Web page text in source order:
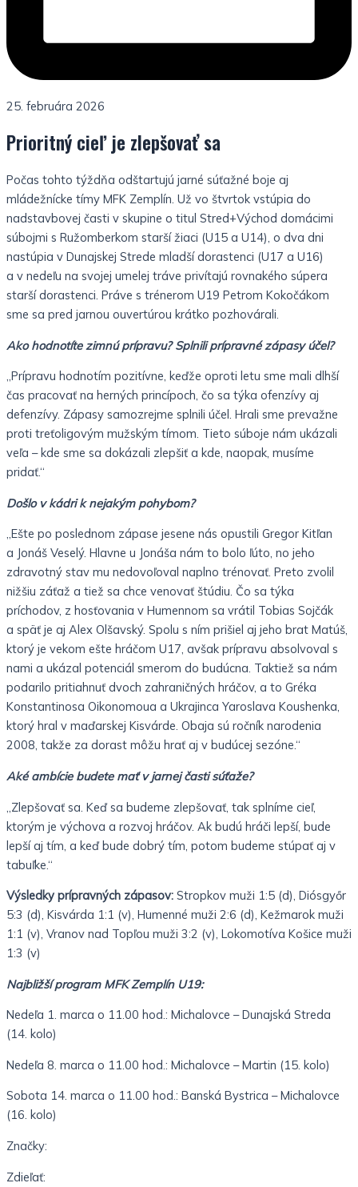
25. februára 2026
Prioritný cieľ je zlepšovať sa
Počas tohto týždňa odštartujú jarné súťažné boje aj
mládežnícke tímy MFK Zemplín. Už vo štvrtok vstúpia do
nadstavbovej časti v skupine o titul Stred+Východ domácimi
súbojmi s Ružomberkom starší žiaci (U15 a U14), o dva dni
nastúpia v Dunajskej Strede mladší dorastenci (U17 a U16)
a v nedeľu na svojej umelej tráve privítajú rovnakého súpera
starší dorastenci. Práve s trénerom U19 Petrom Kokočákom
sme sa pred jarnou ouvertúrou krátko pozhovárali.
Ako hodnotíte zimnú prípravu? Splnili prípravné zápasy účel?
„Prípravu hodnotím pozitívne, keďže oproti letu sme mali dlhší
čas pracovať na herných princípoch, čo sa týka ofenzívy aj
defenzívy. Zápasy samozrejme splnili účel. Hrali sme prevažne
proti treťoligovým mužským tímom. Tieto súboje nám ukázali
veľa – kde sme sa dokázali zlepšiť a kde, naopak, musíme
pridať.“
Došlo v kádri k nejakým pohybom?
„Ešte po poslednom zápase jesene nás opustili Gregor Kitľan
a Jonáš Veselý. Hlavne u Jonáša nám to bolo ľúto, no jeho
zdravotný stav mu nedovoľoval naplno trénovať. Preto zvolil
nižšiu záťaž a tiež sa chce venovať štúdiu. Čo sa týka
príchodov, z hosťovania v Humennom sa vrátil Tobias Sojčák
a späť je aj Alex Olšavský. Spolu s ním prišiel aj jeho brat Matúš,
ktorý je vekom ešte hráčom U17, avšak prípravu absolvoval s
nami a ukázal potenciál smerom do budúcna. Taktiež sa nám
podarilo pritiahnuť dvoch zahraničných hráčov, a to Gréka
Konstantinosa Oikonomoua a Ukrajinca Yaroslava Koushenka,
ktorý hral v maďarskej Kisvárde. Obaja sú ročník narodenia
2008, takže za dorast môžu hrať aj v budúcej sezóne.“
Aké ambície budete mať v jarnej časti súťaže?
„Zlepšovať sa. Keď sa budeme zlepšovať, tak splníme cieľ,
ktorým je výchova a rozvoj hráčov. Ak budú hráči lepší, bude
lepší aj tím, a keď bude dobrý tím, potom budeme stúpať aj v
tabuľke.“
Výsledky prípravných zápasov: Stropkov muži 1:5 (d), Diósgyőr
5:3 (d), Kisvárda 1:1 (v), Humenné muži 2:6 (d), Kežmarok muži
1:1 (v), Vranov nad Topľou muži 3:2 (v), Lokomotíva Košice muži
1:3 (v)
Najbližší program MFK Zemplín U19:
Nedeľa 1. marca o 11.00 hod.: Michalovce – Dunajská Streda
(14. kolo)
Nedeľa 8. marca o 11.00 hod.: Michalovce – Martin (15. kolo)
Sobota 14. marca o 11.00 hod.: Banská Bystrica – Michalovce
(16. kolo)
Značky:
Zdieľať: